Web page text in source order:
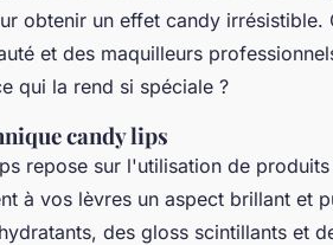
obtenir un effet candy irrésistible.
et des maquilleurs
qui la rend si spéciale ?
candy lips
repose sur l'utilisation de
à vos lèvres un aspect brillant et
des gloss scintillants et